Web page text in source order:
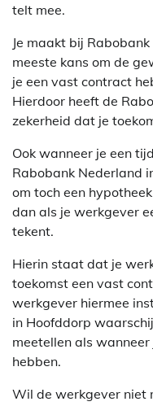
telt mee.
Je maakt bij
meeste kans om de
je een vast contract
Hierdoor heeft de
zekerheid dat je
Ook wanneer je een
Rabobank Nederland
om toch een
dan als je werkgever
tekent.
Hierin staat dat je
toekomst een vast
werkgever hiermee
in Hoofddorp
meetellen als
hebben.
Wil de werkgever niet